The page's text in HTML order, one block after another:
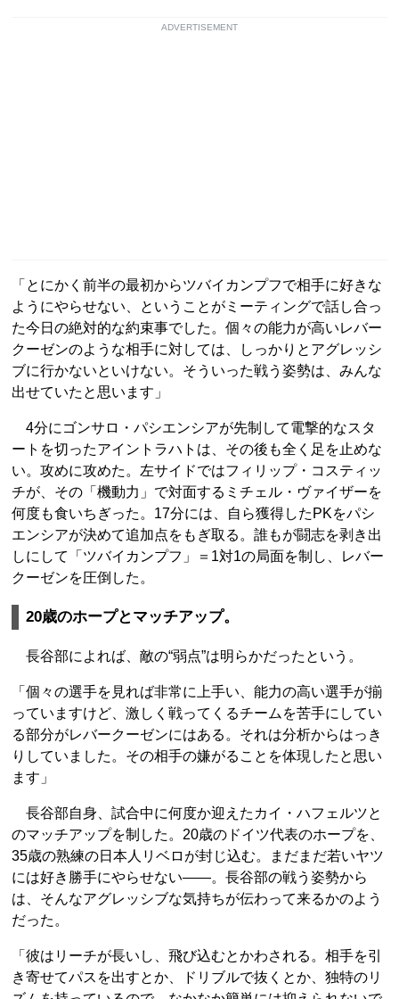
ADVERTISEMENT
「とにかく前半の最初からツバイカンプフで相手に好きな
ようにやらせない、ということがミーティングで話し合っ
た今日の絶対的な約束事でした。個々の能力が高いレバー
クーゼンのような相手に対しては、しっかりとアグレッシ
ブに行かないといけない。そういった戦う姿勢は、みんな
出せていたと思います」
4分にゴンサロ・パシエンシアが先制して電撃的なスタ
ートを切ったアイントラハトは、その後も全く足を止めな
い。攻めに攻めた。左サイドではフィリップ・コスティッ
チが、その「機動力」で対面するミチェル・ヴァイザーを
何度も食いちぎった。17分には、自ら獲得したPKをパシ
エンシアが決めて追加点をもぎ取る。誰もが闘志を剥き出
しにして「ツバイカンプフ」＝1対1の局面を制し、レバー
クーゼンを圧倒した。
20歳のホープとマッチアップ。
長谷部によれば、敵の“弱点”は明らかだったという。
「個々の選手を見れば非常に上手い、能力の高い選手が揃
っていますけど、激しく戦ってくるチームを苦手にしてい
る部分がレバークーゼンにはある。それは分析からはっき
りしていました。その相手の嫌がることを体現したと思い
ます」
長谷部自身、試合中に何度か迎えたカイ・ハフェルツと
のマッチアップを制した。20歳のドイツ代表のホープを、
35歳の熟練の日本人リベロが封じ込む。まだまだ若いヤツ
には好き勝手にやらせない――。長谷部の戦う姿勢から
は、そんなアグレッシブな気持ちが伝わって来るかのよう
だった。
「彼はリーチが長いし、飛び込むとかわされる。相手を引
き寄せてパスを出すとか、ドリブルで抜くとか、独特のリ